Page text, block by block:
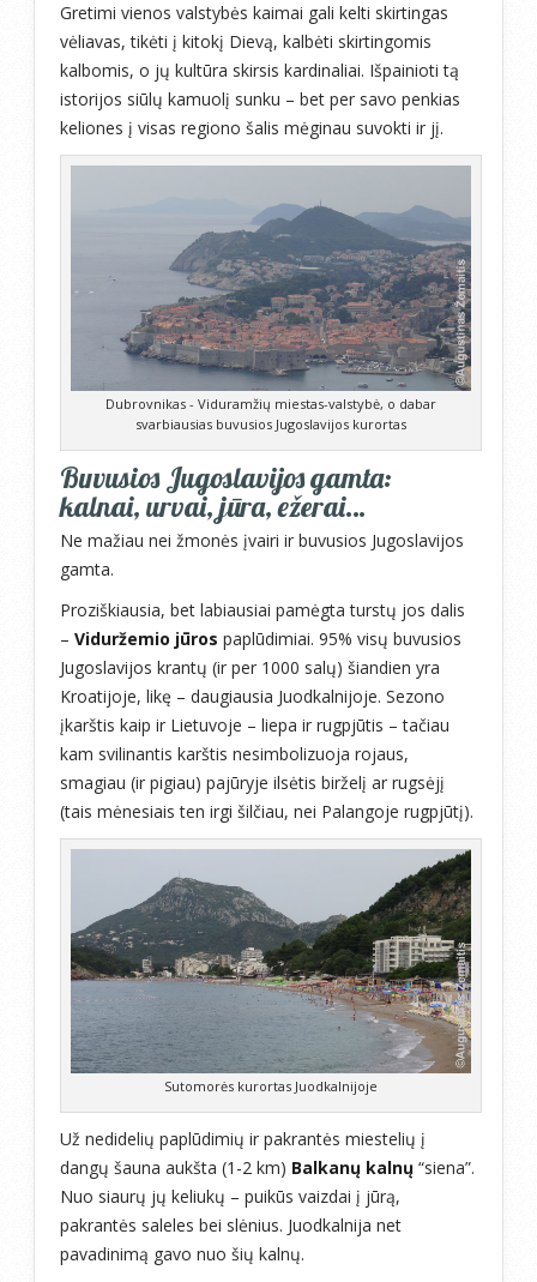
Gretimi vienos valstybės kaimai gali kelti skirtingas
vėliavas, tikėti į kitokį Dievą, kalbėti skirtingomis
kalbomis, o jų kultūra skirsis kardinaliai. Išpainioti tą
istorijos siūlų kamuolį sunku – bet per savo penkias
keliones į visas regiono šalis mėginau suvokti ir jį.
Dubrovnikas - Viduramžių miestas-valstybė, o dabar
svarbiausias buvusios Jugoslavijos kurortas
Buvusios Jugoslavijos gamta:
kalnai, urvai, jūra, ežerai…
Ne mažiau nei žmonės įvairi ir buvusios Jugoslavijos
gamta.
Proziškiausia, bet labiausiai pamėgta turstų jos dalis
– Viduržemio jūros paplūdimiai. 95% visų buvusios
Jugoslavijos krantų (ir per 1000 salų) šiandien yra
Kroatijoje, likę – daugiausia Juodkalnijoje. Sezono
įkarštis kaip ir Lietuvoje – liepa ir rugpjūtis – tačiau
kam svilinantis karštis nesimbolizuoja rojaus,
smagiau (ir pigiau) pajūryje ilsėtis birželį ar rugsėjį
(tais mėnesiais ten irgi šilčiau, nei Palangoje rugpjūtį).
Sutomorės kurortas Juodkalnijoje
Už nedidelių paplūdimių ir pakrantės miestelių į
dangų šauna aukšta (1-2 km) Balkanų kalnų “siena”.
Nuo siaurų jų keliukų – puikūs vaizdai į jūrą,
pakrantės saleles bei slėnius. Juodkalnija net
pavadinimą gavo nuo šių kalnų.